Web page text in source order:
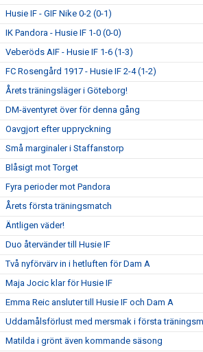
Husie IF - GIF Nike 0-2 (0-1)
IK Pandora - Husie IF 1-0 (0-0)
Veberöds AIF - Husie IF 1-6 (1-3)
FC Rosengård 1917 - Husie IF 2-4 (1-2)
Årets träningsläger i Göteborg!
DM-äventyret över för denna gång
Oavgjort efter uppryckning
Små marginaler i Staffanstorp
Blåsigt mot Torget
Fyra perioder mot Pandora
Årets första träningsmatch
Äntligen väder!
Duo återvänder till Husie IF
Två nyförvärv in i hetluften för Dam A
Maja Jocic klar för Husie IF
Emma Reic ansluter till Husie IF och Dam A
Uddamålsförlust med mersmak i första
Matilda i grönt även kommande säsong